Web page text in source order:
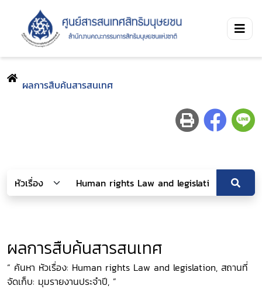
ผลการสืบค้นสารสนเทศ
ผลการสืบค้นสารสนเทศ
“ ค้นหา หัวเรื่อง: Human rights Law and legislation, สถานที่
จัดเก็บ: มุมรายงานประจำปี, ”